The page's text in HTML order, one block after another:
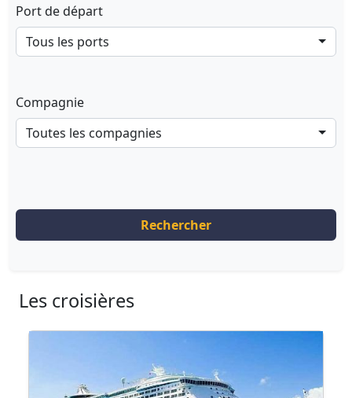
Port de départ
Tous les ports
Compagnie
Toutes les compagnies
Rechercher
Les croisières